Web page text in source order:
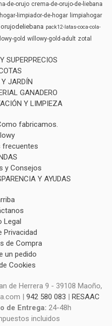
de-orujo crema-de-orujo-de-liebana
limpiador-de-hogar limpiahogar
orujodeliebana pack12-latas-coca-cola-
gold willowy-gold-adult zotal
SUPERPRECIOS
Y JARDÍN
GANADERO
Y LIMPIEZA
fabricamos.
frecuentes
y Consejos
Y AYUDAS
Legal
Privacidad
de Compra
un pedido
Cookies
de Herrera 9 - 39108 Maoño,
| 942 580 083 | RESAAC
de Entrega: 24-48h
incluidos